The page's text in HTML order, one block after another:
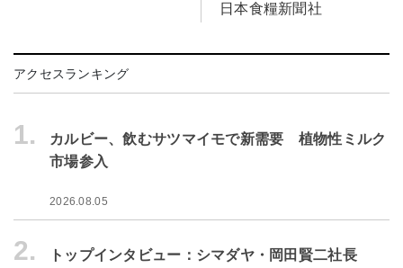
日本食糧新聞社
アクセスランキング
1.
カルビー、飲むサツマイモで新需要 植物性ミルク
市場参入
2026.08.05
2. トップインタビュー：シマダヤ・岡田賢二社長